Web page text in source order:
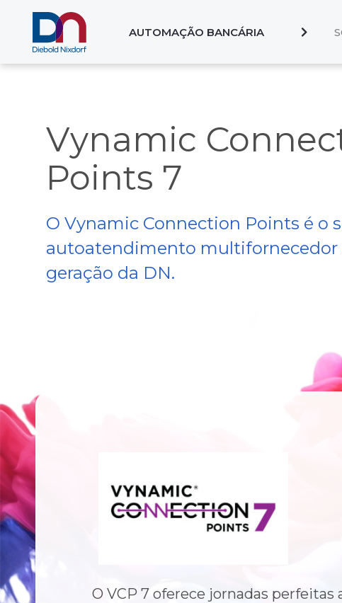
AUTOMAÇÃO BANCÁRIA
Vynamic
Points 7
O Vynamic Connection Points é o
autoatendimento multifornecedor
geração da DN.
O VCP 7 oferece jornadas